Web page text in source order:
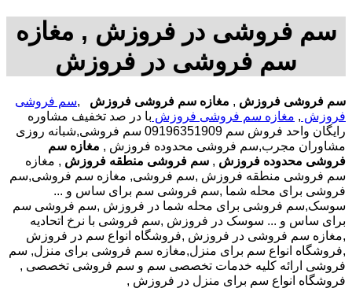
سم فروشی در فروزش , مغازه
سم فروشی در فروزش
سم فروشی فروزش , مغازه سم فروشی فروزش ,سم فروشی
فروزش , مغازه سم فروشی فروزش با در صد تخفیف مشاوره
رایگان واحد فروش سم 09196351909 سم فروشی,شبانه روزی
مشاوران مجرب,سم فروشی محدوده فروزش , مغازه سم
فروشی محدوده فروزش , سم فروشی منطقه فروزش , مغازه
سم فروشی منطقه فروزش ,سم فروشی, مغازه سم فروشی,سم
فروشی برای محله شما ,سم فروشی سم برای ساس و ...
سوسک,سم فروشی برای محله شما در فروزش ,سم فروشی سم
برای ساس و ... سوسک در فروزش ,سم فروشی با نرخ اتحادیه
,مغازه سم فروشی در فروزش ,فروشگاه انواع سم در فروزش
,فروشگاه انواع سم برای منزل,مغازه سم فروشی برای منزل, سم
فروشی ارائه کلیه خدمات تخصصی سم و سم فروشی تخصصی ,
فروشگاه انواع سم برای منزل در فروزش ,